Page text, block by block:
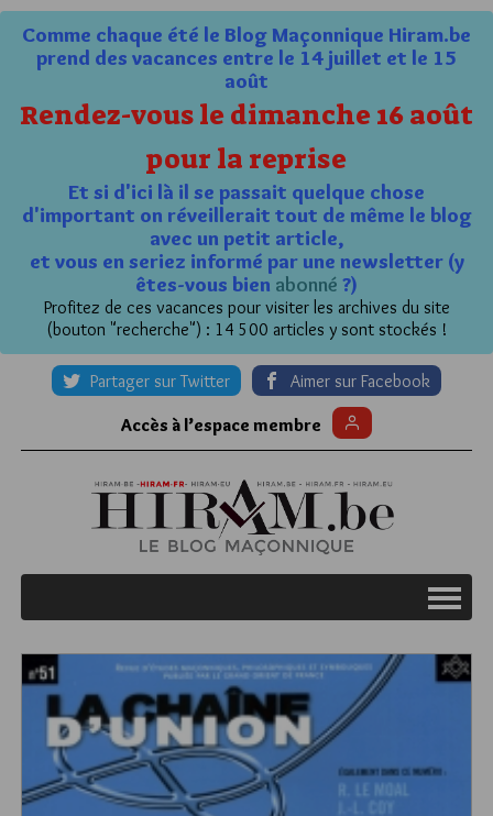
Comme chaque été le Blog Maçonnique Hiram.be
prend des vacances entre le 14 juillet et le 15
août
Rendez-vous le dimanche 16 août
pour la reprise
Et si d'ici là il se passait quelque chose
d'important on réveillerait tout de même le blog
avec un petit article,
et vous en seriez informé par une newsletter (y
êtes-vous bien abonné ?)
Profitez de ces vacances pour visiter les archives du site
(bouton "recherche") : 14 500 articles y sont stockés !
Partager sur Twitter Aimer sur Facebook
Accès à l’espace membre